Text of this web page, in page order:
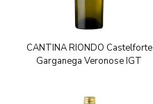
CANTINA RIONDO Castelforte
Garganega Veronose IGT